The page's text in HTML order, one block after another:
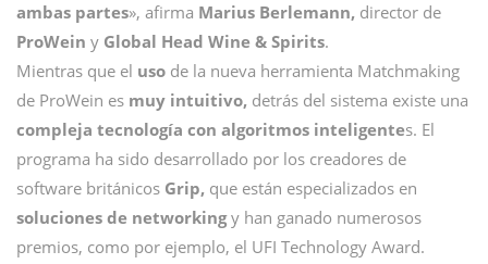
ambas partes», afirma Marius Berlemann, director de
ProWein y Global Head Wine & Spirits.
Mientras que el uso de la nueva herramienta Matchmaking
de ProWein es muy intuitivo, detrás del sistema existe una
compleja tecnología con algoritmos inteligentes. El
programa ha sido desarrollado por los creadores de
software británicos Grip, que están especializados en
soluciones de networkingy han ganado numerosos
premios, como por ejemplo, el UFI Technology Award.